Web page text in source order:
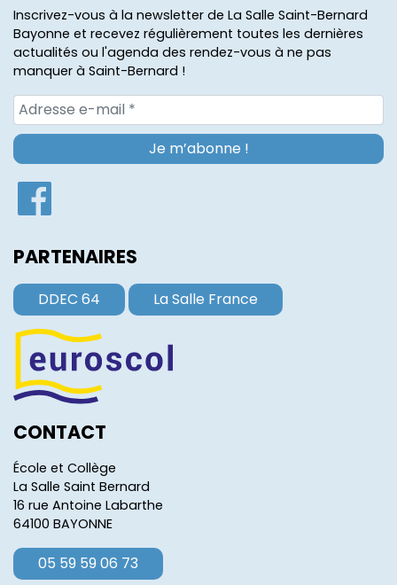
Inscrivez-vous à la newsletter de La Salle Saint-Bernard
Bayonne et recevez régulièrement toutes les dernières
actualités ou l'agenda des rendez-vous à ne pas
manquer à Saint-Bernard !
PARTENAIRES
DDEC 64 La Salle France
CONTACT
École et Collège
La Salle Saint Bernard
16 rue Antoine Labarthe
64100 BAYONNE
05 59 59 06 73